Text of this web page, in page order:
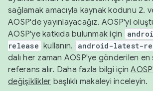
sağlamak amacıyla kaynak kodunu 2.
AOSP'de yayınlayacağız. AOSP'yi
AOSP'ye katkıda bulunmak için
release kullanın. android-latest-
dalı her zaman AOSP'ye gönderilen
referans alır. Daha fazla bilgi için
değişiklikler başlıklı makaleyi inceleyin.